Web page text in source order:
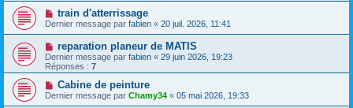
train d'atterrissage
Dernier message par fabien « 20 juil. 2026, 11:41
reparation planeur de MATIS
Dernier message par fabien « 29 juin 2026, 19:23
Réponses : 7
Cabine de peinture
Dernier message par Chamy34 « 05 mai 2026, 19:33